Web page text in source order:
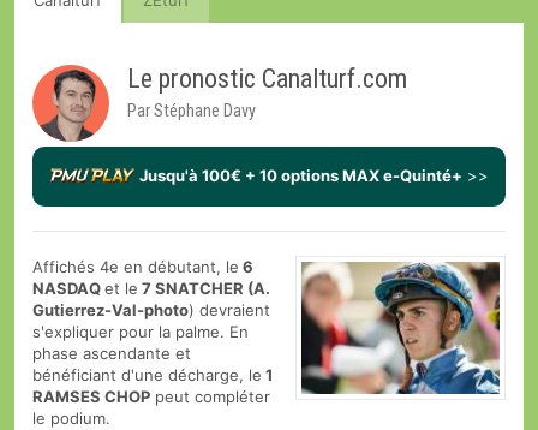
Le pronostic Canalturf.com
Par Stéphane Davy
Jusqu'à 100€ + 10 options MAX e-Quinté+ >>
Affichés 4e en débutant, le 6
NASDAQet le 7 SNATCHER (A.
Gutierrez-Val-photo) devraient
s'expliquer pour la palme. En
phase ascendante et
bénéficiant d'une décharge, le 1
RAMSES CHOP peut compléter
le podium.